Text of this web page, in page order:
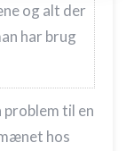
og alt der
har brug
til en
hos